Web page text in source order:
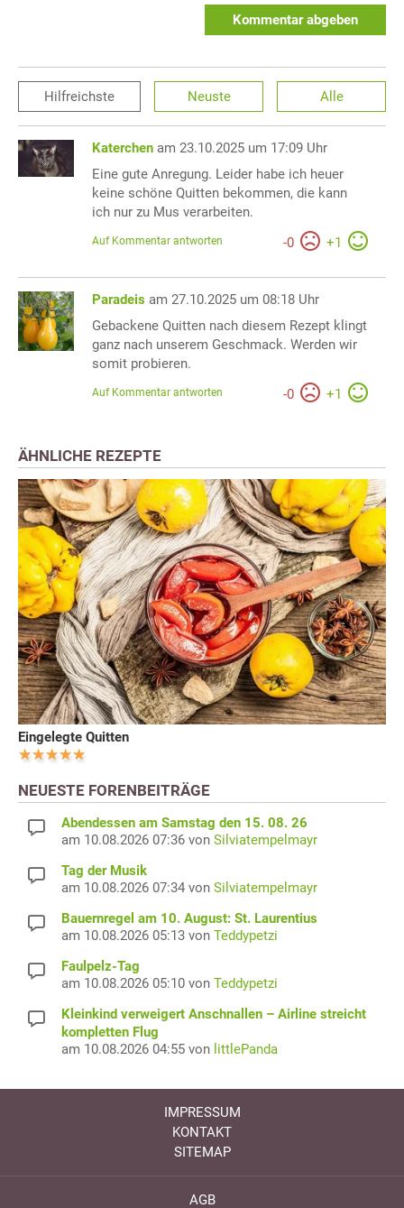
Kommentar abgeben
Hilfreichste Neuste Alle
Katerchen am 23.10.2025 um 17:09 Uhr
Eine gute Anregung. Leider habe ich heuer
keine schöne Quitten bekommen, die kann
ich nur zu Mus verarbeiten.
-0 +1
Auf Kommentar antworten
Paradeis am 27.10.2025 um 08:18 Uhr
Gebackene Quitten nach diesem Rezept klingt
ganz nach unserem Geschmack. Werden wir
somit probieren.
-0 +1
Auf Kommentar antworten
ÄHNLICHE REZEPTE
Eingelegte Quitten
NEUESTE FORENBEITRÄGE
Abendessen am Samstag den 15. 08. 26
am 10.08.2026 07:36 von Silviatempelmayr
Tag der Musik
am 10.08.2026 07:34 von Silviatempelmayr
Bauernregel am 10. August: St. Laurentius
am 10.08.2026 05:13 von Teddypetzi
Faulpelz-Tag
am 10.08.2026 05:10 von Teddypetzi
Kleinkind verweigert Anschnallen – Airline streicht
kompletten Flug
am 10.08.2026 04:55 von littlePanda
IMPRESSUM
KONTAKT
SITEMAP
AGB